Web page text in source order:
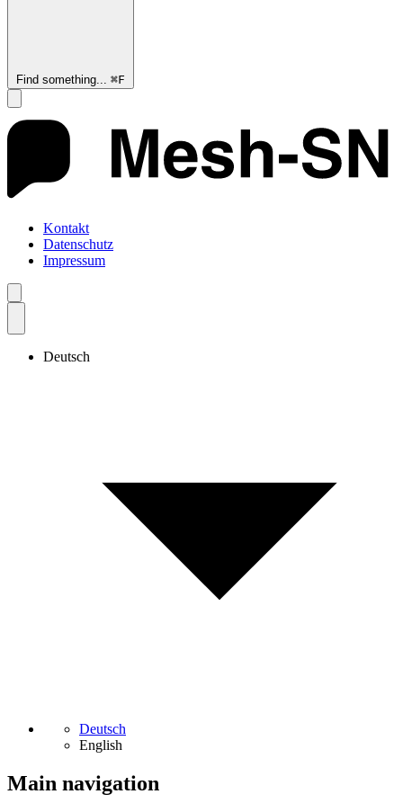
Find something... ⌘F
Kontakt
Datenschutz
Impressum
Deutsch
Deutsch
English
Main navigation